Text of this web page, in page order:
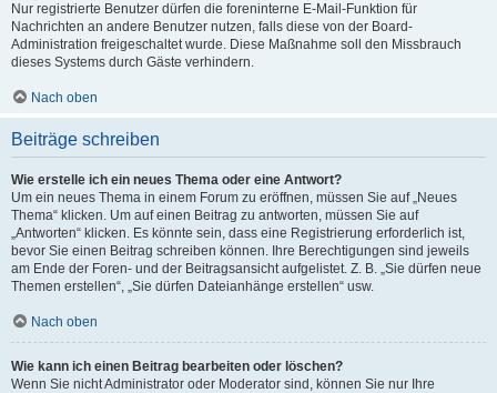
Nur registrierte Benutzer dürfen die foreninterne E-Mail-Funktion für
Nachrichten an andere Benutzer nutzen, falls diese von der Board-
Administration freigeschaltet wurde. Diese Maßnahme soll den Missbrauch
dieses Systems durch Gäste verhindern.
Nach oben
Beiträge schreiben
Wie erstelle ich ein neues Thema oder eine Antwort?
Um ein neues Thema in einem Forum zu eröffnen, müssen Sie auf „Neues
Thema“ klicken. Um auf einen Beitrag zu antworten, müssen Sie auf
„Antworten“ klicken. Es könnte sein, dass eine Registrierung erforderlich ist,
bevor Sie einen Beitrag schreiben können. Ihre Berechtigungen sind jeweils
am Ende der Foren- und der Beitragsansicht aufgelistet. Z. B. „Sie dürfen neue
Themen erstellen“, „Sie dürfen Dateianhänge erstellen“ usw.
Nach oben
Wie kann ich einen Beitrag bearbeiten oder löschen?
Wenn Sie nicht Administrator oder Moderator sind, können Sie nur Ihre